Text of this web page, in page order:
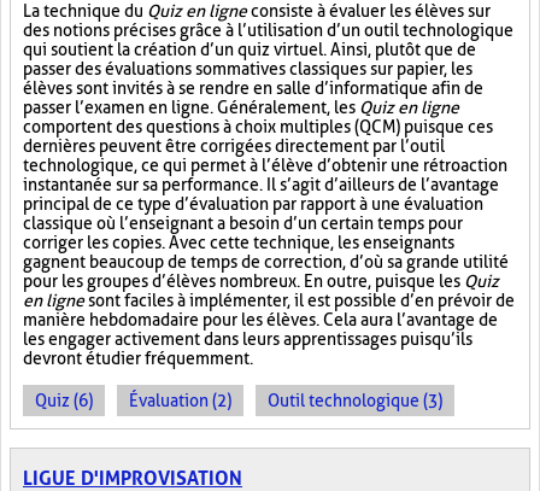
La technique du Quiz en ligneconsiste à évaluer les élèves sur
des notions précises grâce à l’utilisation d’un outil technologique
qui soutient la création d’un quiz virtuel. Ainsi, plutôt que de
passer des évaluations sommatives classiques sur papier, les
élèves sont invités à se rendre en salle d’informatique afin de
passer l’examen en ligne. Généralement, les Quiz en ligne
comportent des questions à choix multiples (QCM) puisque ces
dernières peuvent être corrigées directement par l’outil
technologique, ce qui permet à l’élève d’obtenir une rétroaction
instantanée sur sa performance. Il s’agit d’ailleurs de l’avantage
principal de ce type d’évaluation par rapport à une évaluation
classique où l’enseignant a besoin d’un certain temps pour
corriger les copies. Avec cette technique, les enseignants
gagnent beaucoup de temps de correction, d’où sa grande utilité
pour les groupes d’élèves nombreux. En outre, puisque les Quiz
en lignesont faciles à implémenter, il est possible d’en prévoir de
manière hebdomadaire pour les élèves. Cela aura l’avantage de
les engager activement dans leurs apprentissages puisqu’ils
devront étudier fréquemment.
Quiz (6) Évaluation (2) Outil technologique (3)
LIGUE D'IMPROVISATION